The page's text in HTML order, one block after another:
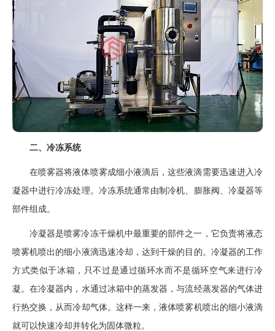
二、冷冻系统
在喷雾器将液体喷雾成细小液滴后，这些液滴需要迅速进入冷
凝器中进行冷冻处理。冷冻系统通常由制冷机、膨胀阀、冷凝器等
部件组成。
冷凝器是喷雾冷冻干燥机中最重要的部件之一，它负责将液态
喷雾机喷出的细小液滴迅速冷却，达到干燥的目的。冷凝器的工作
方式类似于冰箱，只不过是通过循环水而不是循环空气来进行冷
凝。在冷凝器内，水通过冰箱中的蒸发器，与流经蒸发器的气体进
行热交换，从而冷却气体。这样一来，液体喷雾机喷出的细小液滴
就可以快速冷却并转化为固体微粒。